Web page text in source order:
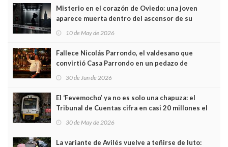
Misterio en el corazón de Oviedo: una joven
aparece muerta dentro del ascensor de su
10 de May de 2026
Fallece Nicolás Parrondo, el valdesano que
convirtió Casa Parrondo en un pedazo de
30 de Jun de 2026
El ‘Fevemocho’ ya no es solo una chapuza: el
Tribunal de Cuentas cifra en casi 20 millones el
30 de May de 2026
La variante de Avilés vuelve a teñirse de luto: